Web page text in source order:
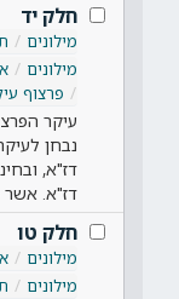
חלק יד
מילונים
מילונים
פרצוף
עיקר
נבחן
דז"א,
דז"א. אשר
חלק טו
מילונים
מילונים